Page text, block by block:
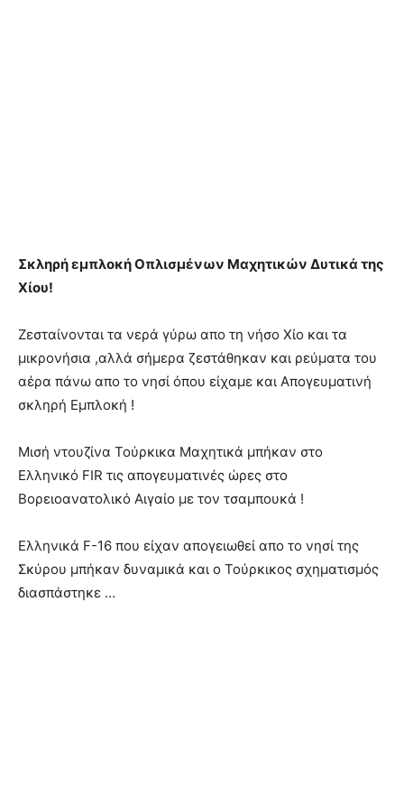
Σκληρή εμπλοκή Οπλισμένων Μαχητικών Δυτικά της
Χίου!
Ζεσταίνονται τα νερά γύρω απο τη νήσο Χίο και τα
μικρονήσια ,αλλά σήμερα ζεστάθηκαν και ρεύματα του
αέρα πάνω απο το νησί όπου είχαμε και Απογευματινή
σκληρή Εμπλοκή !
Μισή ντουζίνα Τούρκικα Μαχητικά μπήκαν στο
Ελληνικό FIR τις απογευματινές ώρες στο
Βορειοανατολικό Αιγαίο με τον τσαμπουκά !
Ελληνικά F-16 που είχαν απογειωθεί απο το νησί της
Σκύρου μπήκαν δυναμικά και ο Τούρκικος σχηματισμός
διασπάστηκε …